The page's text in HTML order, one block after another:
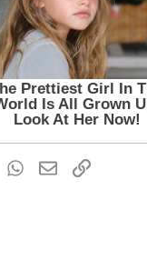
TumblrWhatsApp
EmailLink